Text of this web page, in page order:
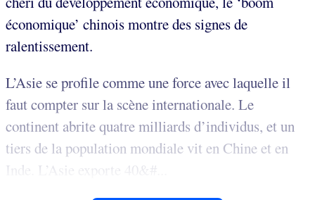
économique’ chinois montre des signes de
ralentissement.
L’Asie se profile comme une force avec laquelle il
faut compter sur la scène internationale. Le
continent abrite quatre milliards d’individus, et un
tiers de la population mondiale vit en Chine et en
Inde. L’Asie exporte 40&#...